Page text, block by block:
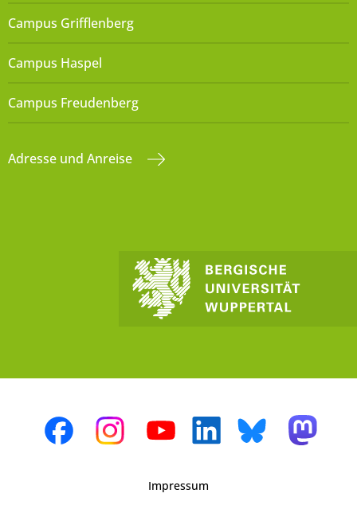
Campus Grifflenberg
Campus Haspel
Campus Freudenberg
Adresse und Anreise
Impressum